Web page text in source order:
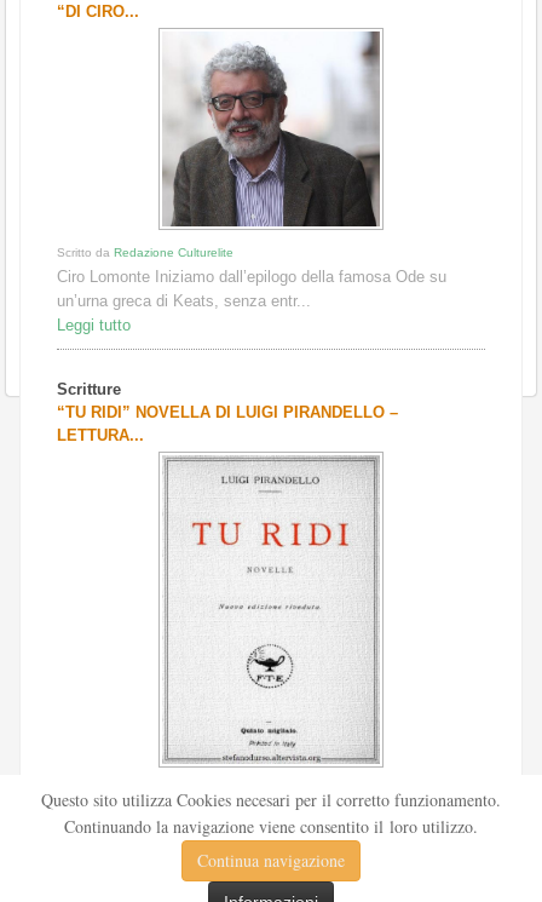
“DI CIRO...
Scritto da Redazione Culturelite
Ciro Lomonte Iniziamo dall’epilogo della famosa Ode su
un’urna greca di Keats, senza entr...
Leggi tutto
Scritture
“TU RIDI” NOVELLA DI LUIGI PIRANDELLO –
LETTURA...
Pubblicata nel 1912 sul «Corriere della sera», la novella Tu
ridi fu successivamente inserita nella ...
Questo sito utilizza Cookies necesari per il corretto funzionamento.
Continuando la navigazione viene consentito il loro utilizzo.
Continua navigazione